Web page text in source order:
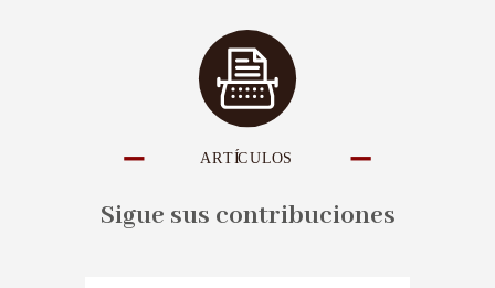
Sigue sus contribuciones